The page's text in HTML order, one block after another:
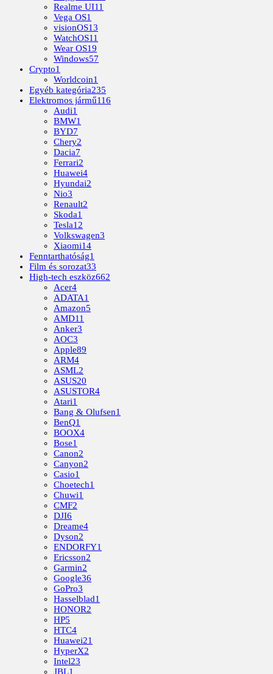
Realme UI11
Vega OS1
visionOS13
WatchOS11
Wear OS19
Windows57
Crypto1
Worldcoin1
Egyéb kategória235
Elektromos jármű116
Audi1
BMW1
BYD7
Chery2
Dacia7
Ferrari2
Huawei4
Hyundai2
Nio3
Renault2
Skoda1
Tesla12
Volkswagen3
Xiaomi14
Fenntarthatóság1
Film és sorozat33
High-tech eszköz662
Acer4
ADATA1
Amazon5
AMD11
Anker3
AOC3
Apple89
ARM4
ASML2
ASUS20
ASUSTOR4
Atari1
Bang & Olufsen1
BenQ1
BOOX4
Bose1
Canon2
Canyon2
Casio1
Choetech1
Chuwi1
CMF2
DJI6
Dreame4
Dyson2
ENDORFY1
Ericsson2
Garmin2
Google36
GoPro3
Hasselblad1
HONOR2
HP5
HTC4
Huawei21
HyperX2
Intel23
JBL1